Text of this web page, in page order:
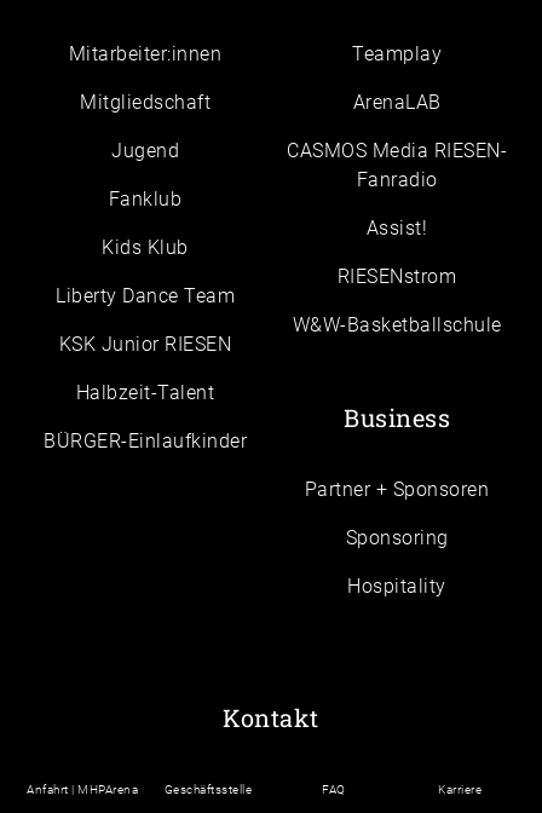
Mitarbeiter:innen
Mitgliedschaft
Jugend
Fanklub
Kids Klub
Liberty Dance Team
KSK Junior RIESEN
Halbzeit-Talent
BÜRGER-Einlaufkinder
Teamplay
ArenaLAB
CASMOS Media RIESEN-
Fanradio
Assist!
RIESENstrom
W&W-Basketballschule
Business
Partner + Sponsoren
Sponsoring
Hospitality
Kontakt
Anfahrt | MHPArena Geschäftsstelle FAQ Karriere